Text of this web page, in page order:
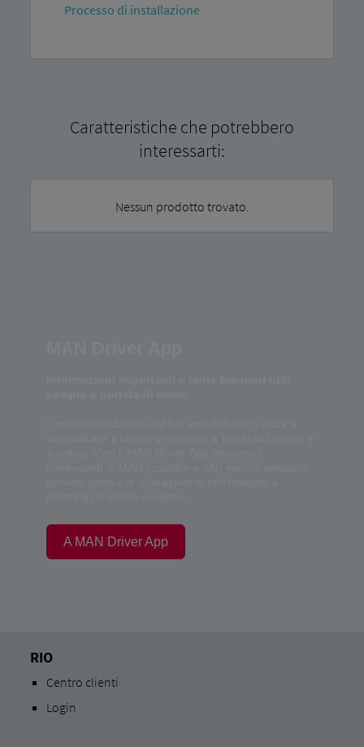
Processo di installazione
Caratteristiche che potrebbero
interessarti:
Nessun prodotto trovato.
A MAN Driver App
RIO
Centro clienti
Login